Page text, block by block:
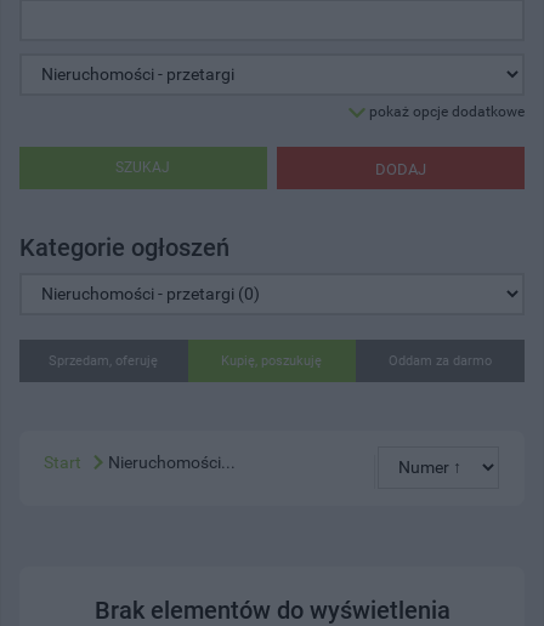
pokaż opcje dodatkowe
DODAJ
SZUKAJ
Kategorie ogłoszeń
Sprzedam, oferuję Kupię, poszukuję Oddam za darmo
Start Nieruchomości...
Brak elementów do wyświetlenia